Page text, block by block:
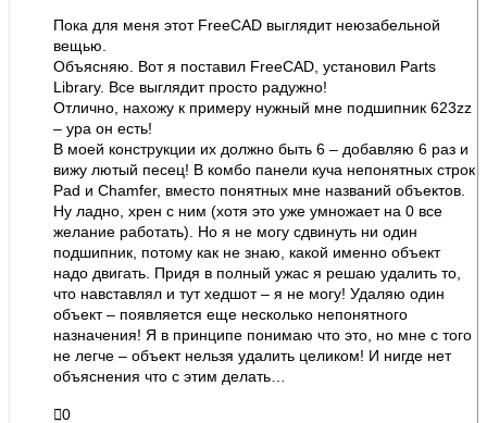
Пока для меня этот FreeCAD выглядит неюзабельной
вещью.
Объясняю. Вот я поставил FreeCAD, установил Parts
Library. Все выглядит просто радужно!
Отлично, нахожу к примеру нужный мне подшипник 623zz
– ура он есть!
В моей конструкции их должно быть 6 – добавляю 6 раз и
вижу лютый песец! В комбо панели куча непонятных строк
Pad и Chamfer, вместо понятных мне названий объектов.
Ну ладно, хрен с ним (хотя это уже умножает на 0 все
желание работать). Но я не могу сдвинуть ни один
подшипник, потому как не знаю, какой именно объект
надо двигать. Придя в полный ужас я решаю удалить то,
что навставлял и тут хедшот – я не могу! Удаляю один
объект – появляется еще несколько непонятного
назначения! Я в принципе понимаю что это, но мне с того
не легче – объект нельзя удалить целиком! И нигде нет
объяснения что с этим делать…
0